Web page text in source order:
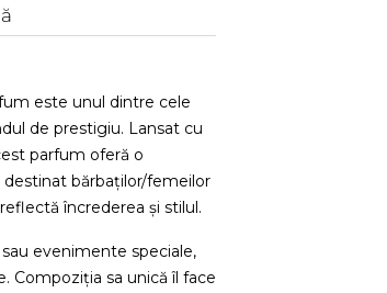
este unul dintre cele
de prestigiu. Lansat cu
parfum oferă o
bărbaților/femeilor
încrederea și stilul.
evenimente speciale,
Compoziția sa unică îl face